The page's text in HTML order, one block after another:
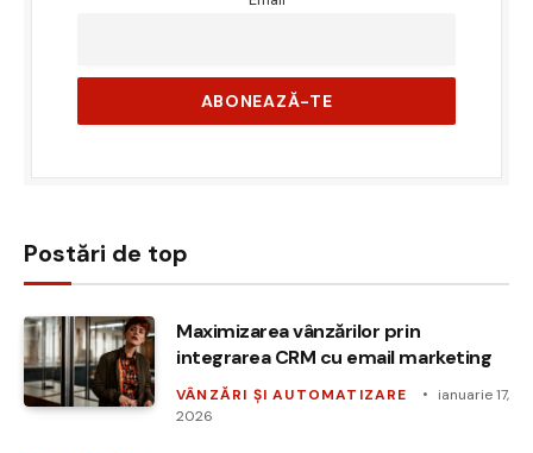
Postări de top
Maximizarea vânzărilor prin
integrarea CRM cu email marketing
VÂNZĂRI ȘI AUTOMATIZARE
ianuarie 17,
2026